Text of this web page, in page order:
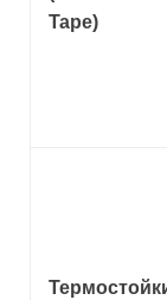
Tape)